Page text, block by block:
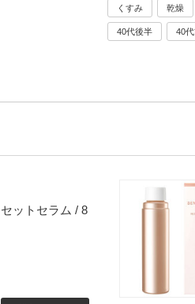
くすみ 乾燥
40代後半 40
ットセラム / 8